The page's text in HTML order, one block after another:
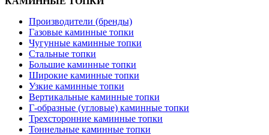
Производители (бренды)
Газовые каминные топки
Чугунные каминные топки
Стальные топки
Большие каминные топки
Широкие каминные топки
Узкие каминные топки
Вертикальные каминные топки
Г-образные (угловые) каминные топки
Трехсторонние каминные топки
Тоннельные каминные топки